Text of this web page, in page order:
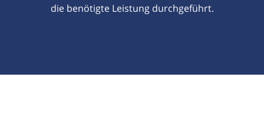
die benötigte Leistung durchgeführt.